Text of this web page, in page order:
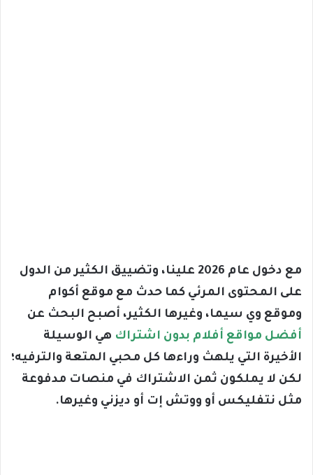
مع دخول عام 2026 علينا، وتضييق الكثير من الدول
على المحتوى المرئي كما حدث مع موقع أكوام
وموقع وي سيما، وغيرها الكثير، أصبح البحث عن
أفضل مواقع أفلام بدون اشتراك هي الوسيلة
الأخيرة التي يلهث وراءها كل محبي المتعة والترفيه؛
لكن لا يملكون ثمن الاشتراك في منصات مدفوعة
مثل نتفليكس أو ووتش إت أو ديزني وغيرها.